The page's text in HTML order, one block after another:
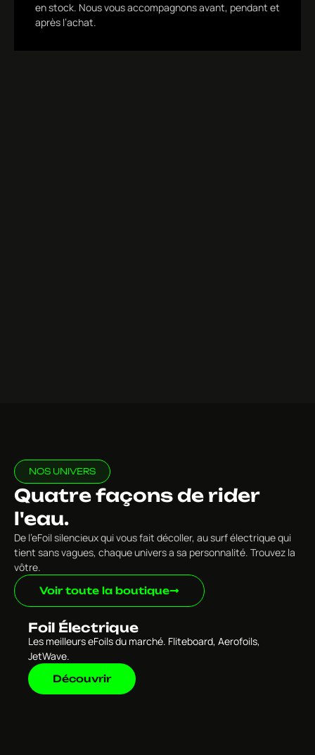
en stock. Nous vous accompagnons avant, pendant et
après l’achat.
NOS UNIVERS
Quatre façons de rider
l'eau.
De l’eFoil silencieux qui vous fait décoller, au surf électrique qui
tient sans vagues, chaque univers a sa personnalité. Trouvez la
vôtre.
Voir toute la boutique
Foil Électrique
Les meilleurs eFoils du marché. Fliteboard, Aerofoils,
JetWave.
Découvrir